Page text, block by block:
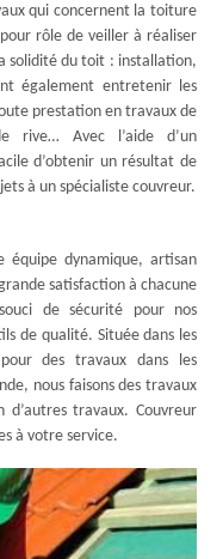
qui concernent la toiture
rôle de veiller à réaliser
solidité du toit : installation,
également entretenir les
prestation en travaux de
rive… Avec l’aide d’un
d’obtenir un résultat de
à un spécialiste couvreur.
dynamique, artisan
satisfaction à chacune
de sécurité pour nos
de qualité. Située dans les
des travaux dans les
nous faisons des travaux
travaux. Couvreur
à votre service.